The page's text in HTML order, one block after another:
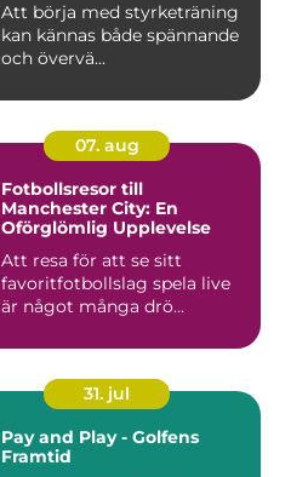
Att börja med styrketräning
kan kännas både spännande
och övervä...
07. aug
Fotbollsresor till
Manchester City: En
Oförglömlig Upplevelse
Att resa för att se sitt
favoritfotbollslag spela live
är något många drö...
31. jul
Pay and Play - Golfens
Framtid